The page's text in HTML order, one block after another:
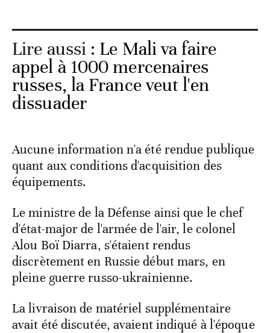
Lire aussi : Le Mali va faire
appel à 1000 mercenaires
russes, la France veut l'en
dissuader
Aucune information n'a été rendue publique
quant aux conditions d'acquisition des
équipements.
Le ministre de la Défense ainsi que le chef
d'état-major de l'armée de l'air, le colonel
Alou Boï Diarra, s'étaient rendus
discrètement en Russie début mars, en
pleine guerre russo-ukrainienne.
La livraison de matériel supplémentaire
avait été discutée, avaient indiqué à l'époque